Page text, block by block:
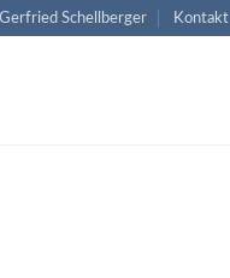
Schellberger Kontakt